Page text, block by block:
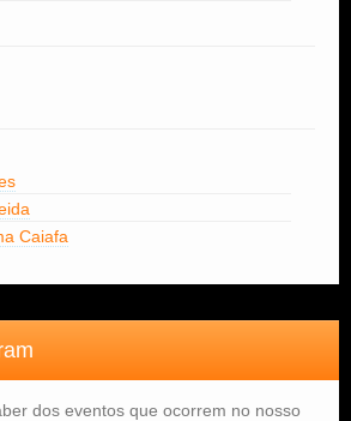
Caiafa
dos eventos que ocorrem no nosso